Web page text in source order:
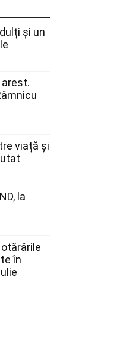
și un
arest.
viață și
la
în